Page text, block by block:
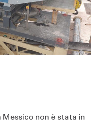
non è stata in